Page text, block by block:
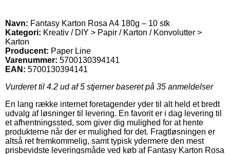
Navn: Fantasy Karton Rosa A4 180g – 10 stk
Kategori: Kreativ / DIY > Papir / Karton / Konvolutter >
Karton
Producent: Paper Line
Varenummer: 5700130394141
EAN: 5700130394141
Vurderet til 4.2 ud af 5 stjerner baseret på 35 anmeldelser
En lang række internet foretagender yder til alt held et bredt
udvalg af løsninger til levering. En favorit er i dag levering til
et afhentningssted, som giver dig mulighed for at hente
produkterne når der er mulighed for det. Fragtløsningen er
altså ret fremkommelig, samt typisk ydermere den mest
prisbevidste leveringsmåde ved køb af Fantasy Karton Rosa